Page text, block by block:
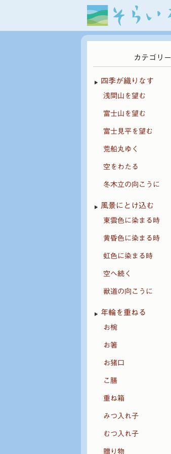
カテゴリー
四季が織りなす
浅間山を望む
富士山を望む
富士見平を望む
荒船丸ゆく
空をわたる
冬木立の向こうに
風景にとけ込む
東雲色に染まる時
黄昏色に染まる時
虹色に染まる時
空へ続く
獣道の向こうに
年輪を重ねる
お椀
お箸
お猪口
こ膳
重ね箱
みつ入れ子
むつ入れ子
贈り物